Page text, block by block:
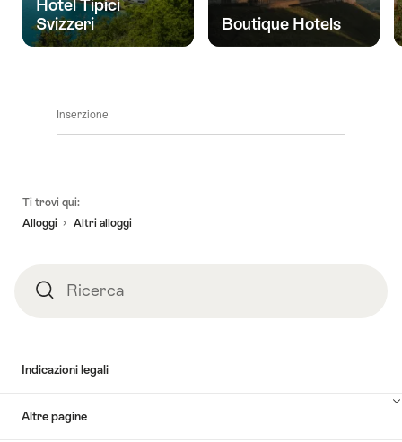
vicini."
Hotel Tipici
Svizzeri
Boutique Hotels
Inserzione
Ti trovi qui:
Alloggi
Altri alloggi
RicercaRicerca
Indicazioni legali
Altre pagine